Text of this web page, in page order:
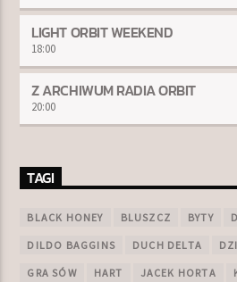
LIGHT ORBIT WEEKEND
18:00
Z ARCHIWUM RADIA ORBIT
20:00
TAGI
BLACK HONEY BLUSZCZ BYTY
DILDO BAGGINS DUCH DELTA
GRA SÓW HART JACEK HORTA